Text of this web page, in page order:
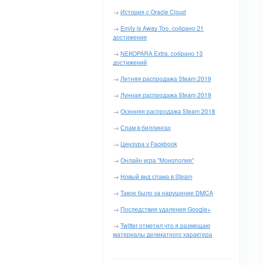
→ История с Oracle Cloud
→ Emily is Away Too, собрано 21
достижение
→ NEKOPARA Extra, собрано 13
достижений
→ Летняя распродажа Steam 2019
→ Лунная распродажа Steam 2019
→ Осенняя распродажа Steam 2018
→ Спам в биллингах
→ Цензура у Facebook
→ Онлайн игра "Монополия"
→ Новый вид спама в Steam
→ Такое было за нарушение DMCA
→ Последствия удаления Google+
→ Twitter отметил что я размещаю
материалы деликатного характера